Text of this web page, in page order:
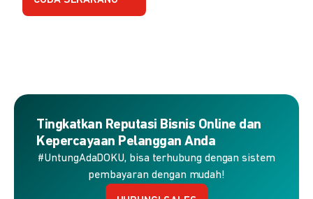
Tingkatkan Reputasi Bisnis Online dan
Kepercayaan Pelanggan Anda
#UntungAdaDOKU, bisa terhubung dengan sistem
pembayaran dengan mudah!